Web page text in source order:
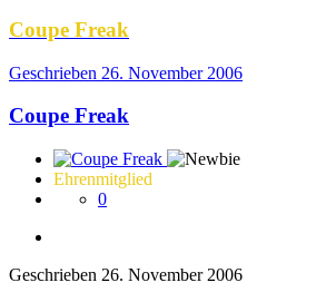
Coupe Freak
Geschrieben 26. November 2006
Coupe Freak
Ehrenmitglied
0
Geschrieben 26. November 2006